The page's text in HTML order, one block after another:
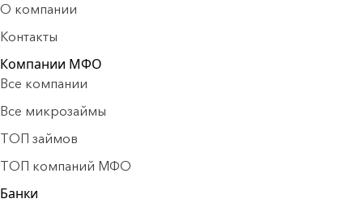
О компании
Контакты
Компании МФО
Все компании
Все микрозаймы
ТОП займов
ТОП компаний МФО
Банки